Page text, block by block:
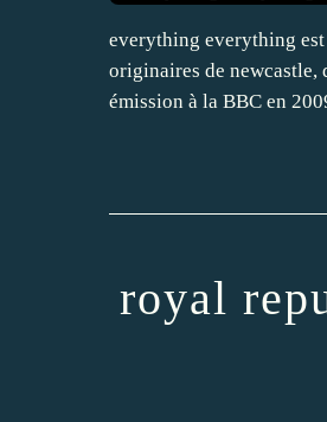
everything everything
originaires de newcastle,
émission à la BBC en
royal